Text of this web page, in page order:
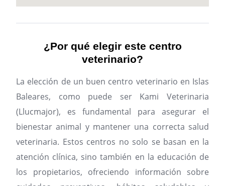
¿Por qué elegir este centro
veterinario?
La elección de un buen centro veterinario en Islas
Baleares, como puede ser Kami Veterinaria
(Llucmajor), es fundamental para asegurar el
bienestar animal y mantener una correcta salud
veterinaria. Estos centros no solo se basan en la
atención clínica, sino también en la educación de
los propietarios, ofreciendo información sobre